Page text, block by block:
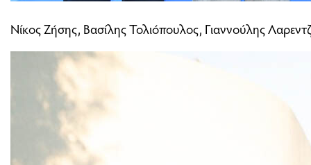
Νίκος Ζήσης, Βασίλης Τολιόπουλος, Γιαννούλης